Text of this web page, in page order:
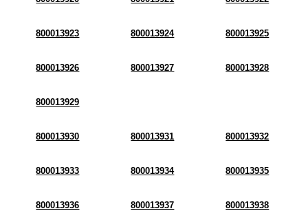
800013923 800013924 800013925
800013926 800013927 800013928
800013929
800013930 800013931 800013932
800013933 800013934 800013935
800013936 800013937 800013938